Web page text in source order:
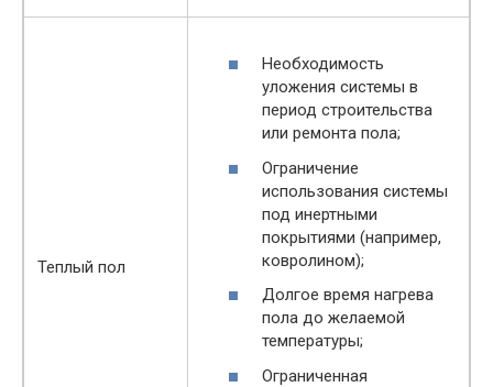
Теплый пол
Необходимость
уложения системы в
период строительства
или ремонта пола;
Ограничение
использования системы
под инертными
покрытиями (например,
ковролином);
Долгое время нагрева
пола до желаемой
температуры;
Ограниченная